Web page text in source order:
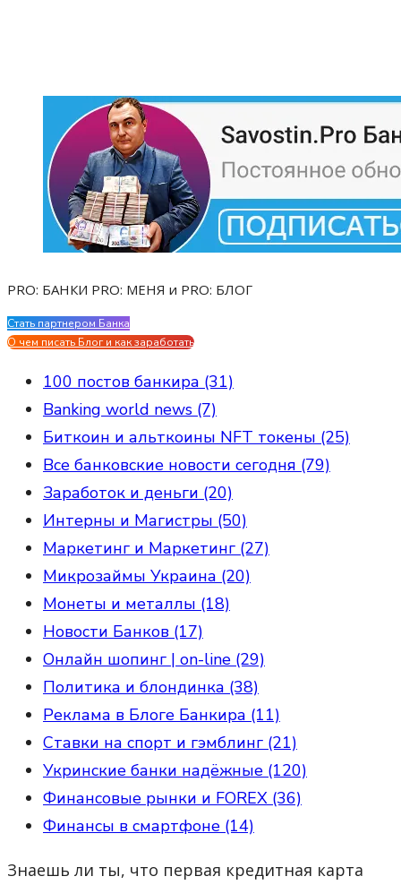
PRO: БАНКИ PRO: МЕНЯ и PRO: БЛОГ
Стать партнером Банка
О чем писать Блог и как заработать
100 постов банкира (31)
Banking world news (7)
Биткоин и альткоины NFT токены (25)
Все банковские новости сегодня (79)
Заработок и деньги (20)
Интерны и Магистры (50)
Маркетинг и Маркетинг (27)
Микрозаймы Украина (20)
Монеты и металлы (18)
Новости Банков (17)
Онлайн шопинг | on-line (29)
Политика и блондинка (38)
Реклама в Блоге Банкира (11)
Ставки на спорт и гэмблинг (21)
Укринские банки надёжные (120)
Финансовые рынки и FOREX (36)
Финансы в смартфоне (14)
Знаешь ли ты, что первая кредитная карта